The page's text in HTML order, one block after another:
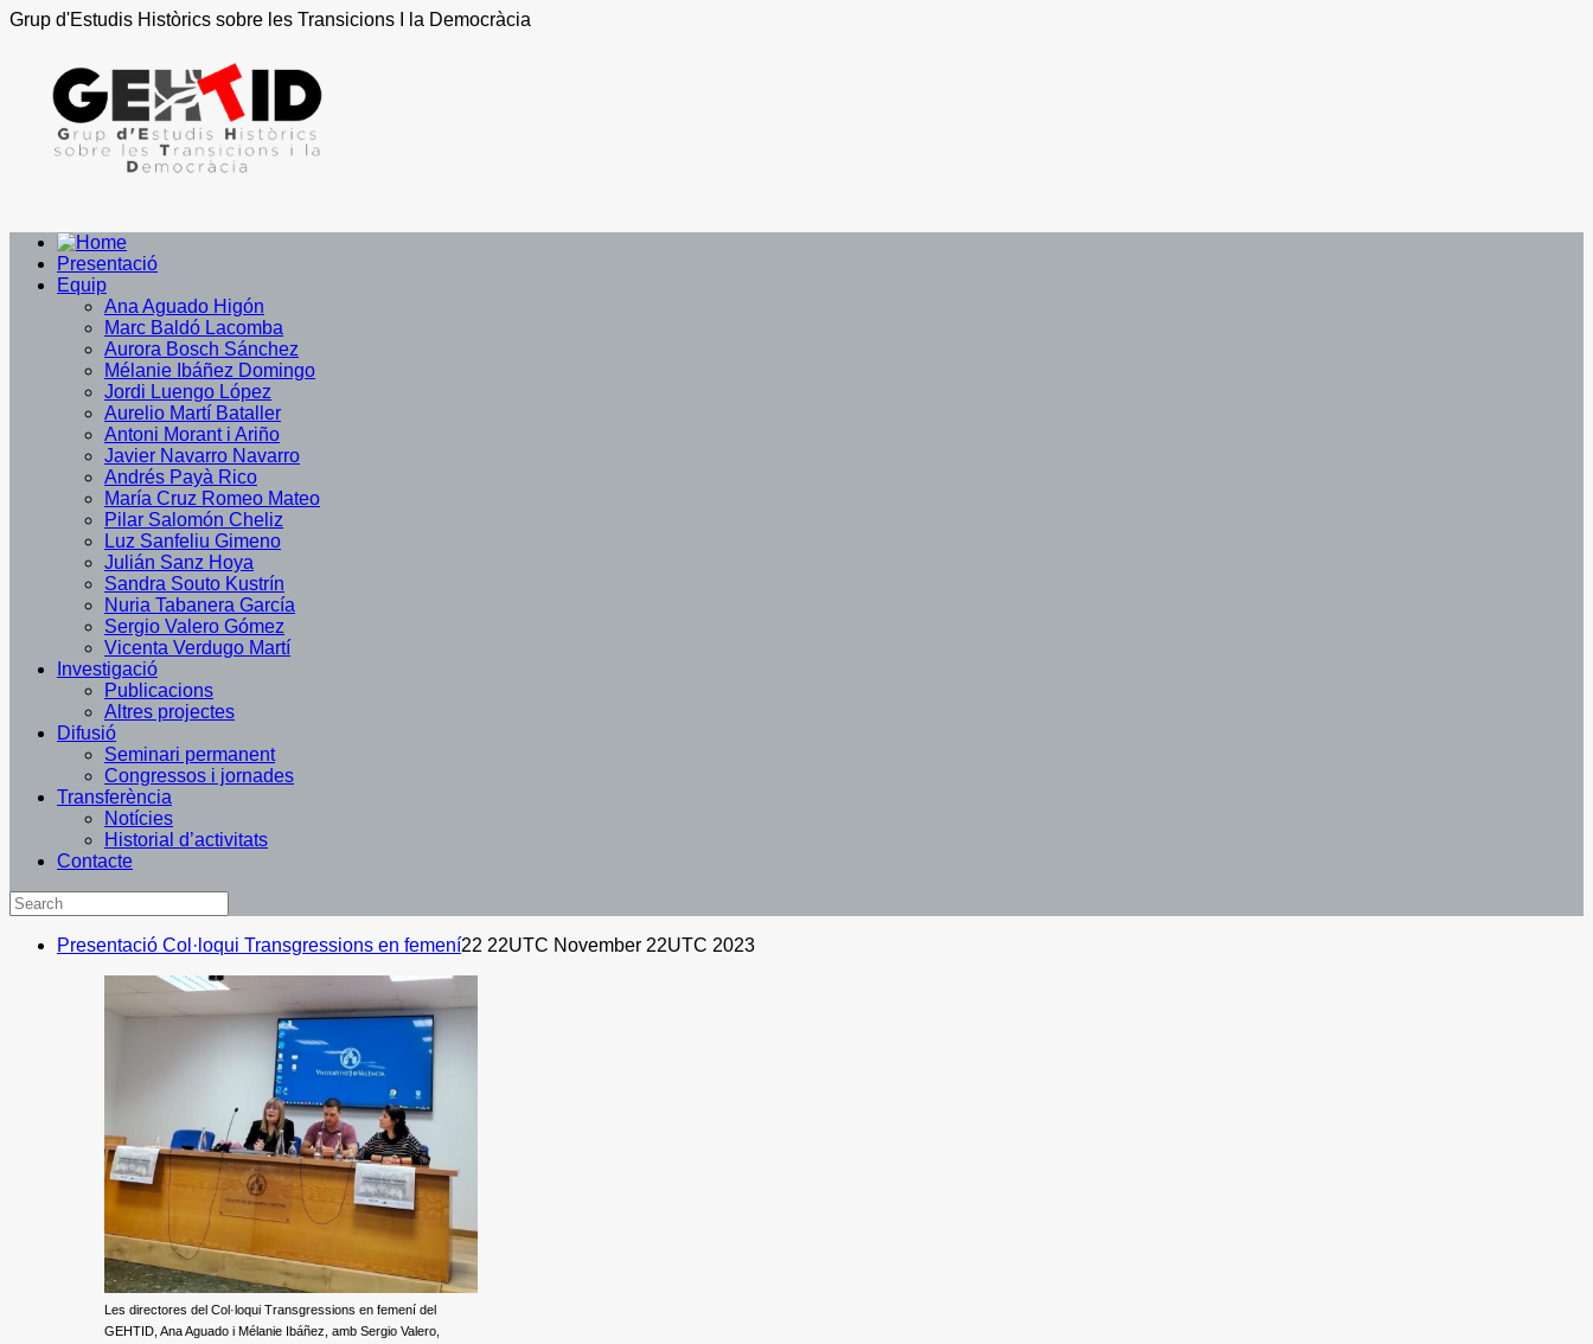
Grup d'Estudis Històrics sobre les Transicions I la Democràcia
Presentació
Equip
Ana Aguado Higón
Marc Baldó Lacomba
Aurora Bosch Sánchez
Mélanie Ibáñez Domingo
Jordi Luengo López
Aurelio Martí Bataller
Antoni Morant i Ariño
Javier Navarro Navarro
Andrés Payà Rico
María Cruz Romeo Mateo
Pilar Salomón Cheliz
Luz Sanfeliu Gimeno
Julián Sanz Hoya
Sandra Souto Kustrín
Nuria Tabanera García
Sergio Valero Gómez
Vicenta Verdugo Martí
Investigació
Publicacions
Altres projectes
Difusió
Seminari permanent
Congressos i jornades
Transferència
Notícies
Historial d’activitats
Contacte
Presentació Col·loqui Transgressions en femení22 22UTC November 22UTC 2023
Les directores del Col·loqui Transgressions en femení del
GEHTID, Ana Aguado i Mélanie Ibáñez, amb Sergio Valero,